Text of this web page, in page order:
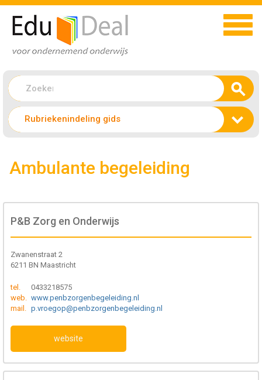
Rubriekenindeling gids
Ambulante begeleiding
P&B Zorg en Onderwijs
Zwanenstraat 2
6211 BN Maastricht
tel.
0433218575
web. www.penbzorgenbegeleiding.nl
mail. p.vroegop@penbzorgenbegeleiding.nl
website